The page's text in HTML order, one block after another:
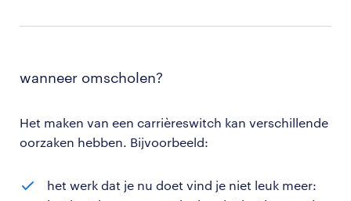
wanneer omscholen?
Het maken van een carrièreswitch kan verschillende
oorzaken hebben. Bijvoorbeeld:
het werk dat je nu doet vind je niet leuk meer: